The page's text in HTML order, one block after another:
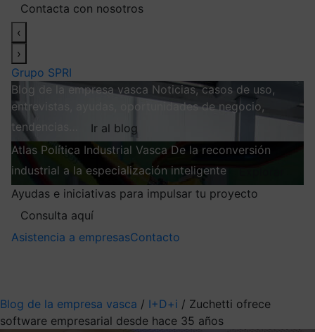
Contacta con nosotros
‹
›
Grupo SPRI
Blog de la empresa vasca Noticias, casos de uso,
entrevistas, ayudas, oportunidades de negocio,
tendencias…
Ir al blog
Atlas Política Industrial Vasca De la reconversión
industrial a la especialización inteligente
Ayudas e iniciativas para impulsar tu proyecto
Consulta aquí
Asistencia a empresasContacto
Blog de la empresa vasca / I+D+i / Zuchetti ofrece
software empresarial desde hace 35 años